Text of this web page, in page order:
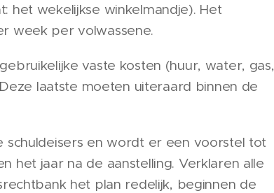
het wekelijkse winkelmandje). Het
week per volwassene.
vaste kosten (huur, water, gas,
laatste moeten uiteraard binnen de
schuldeisers en wordt er een voorstel tot
het jaar na de aanstelling. Verklaren alle
het plan redelijk, beginnen de